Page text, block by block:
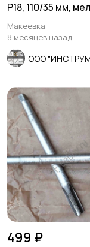
Р18, 110/35 мм,
шлиф, в/зав, СССР
Макеевка
8 месяцев назад
499 ₽